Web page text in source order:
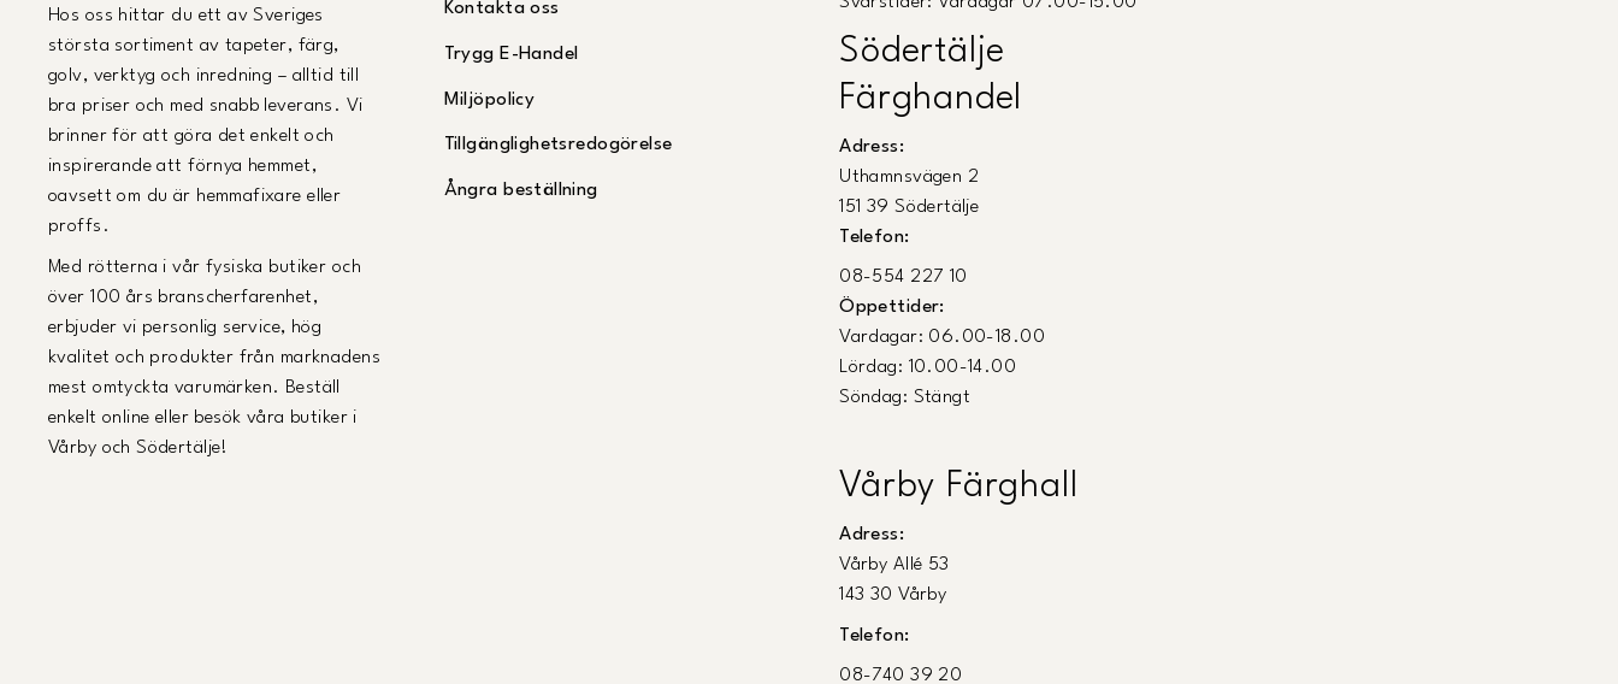
Hos oss hittar du ett av Sveriges
största sortiment av tapeter, färg,
golv, verktyg och inredning – alltid till
bra priser och med snabb leverans. Vi
brinner för att göra det enkelt och
inspirerande att förnya hemmet,
oavsett om du är hemmafixare eller
proffs.
Med rötterna i vår fysiska butiker och
över 100 års branscherfarenhet,
erbjuder vi personlig service, hög
kvalitet och produkter från marknadens
mest omtyckta varumärken. Beställ
enkelt online eller besök våra butiker i
Vårby och Södertälje!
Kontakta oss
Trygg E-Handel
Miljöpolicy
Tillgänglighetsredogörelse
Ångra beställning
Södertälje
Färghandel
Adress:
Uthamnsvägen 2
151 39 Södertälje
Telefon:
08-554 227 10
Öppettider:
Vardagar: 06.00-18.00
Lördag: 10.00-14.00
Söndag: Stängt
Vårby Färghall
Adress:
Vårby Allé 53
143 30 Vårby
Telefon:
08-740 39 20